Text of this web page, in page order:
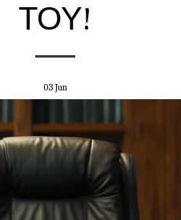
ΤΟΥ!
03Jun